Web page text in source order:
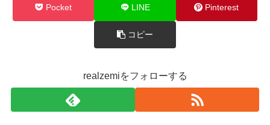
Pocket LINE Pinterest
コピー
realzemiをフォローする